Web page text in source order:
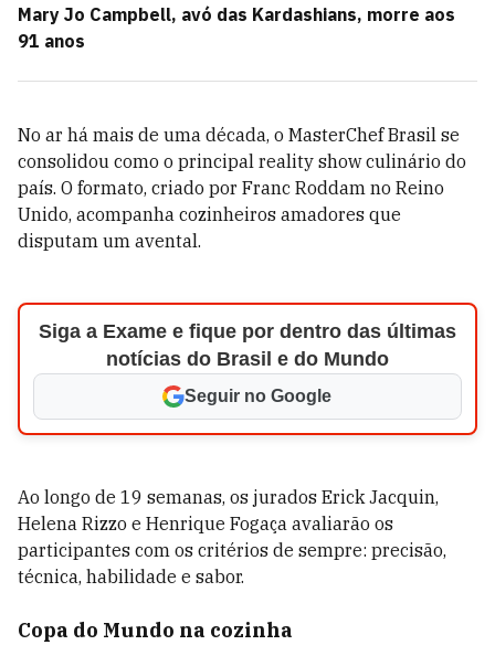
Mary Jo Campbell, avó das Kardashians, morre aos
91 anos
No ar há mais de uma década, o MasterChef Brasil se
consolidou como o principal reality show culinário do
país. O formato, criado por Franc Roddam no Reino
Unido, acompanha cozinheiros amadores que
disputam um avental.
Siga a Exame e fique por dentro das últimas
notícias do Brasil e do Mundo
Seguir no Google
Ao longo de 19 semanas, os jurados Erick Jacquin,
Helena Rizzo e Henrique Fogaça avaliarão os
participantes com os critérios de sempre: precisão,
técnica, habilidade e sabor.
Copa do Mundo na cozinha